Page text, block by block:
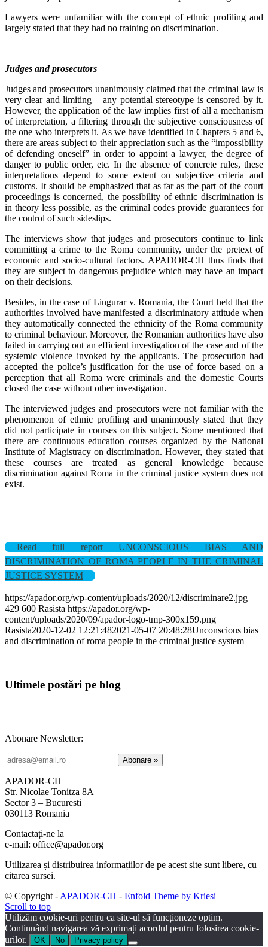
Lawyers were unfamiliar with the concept of ethnic profiling and
largely stated that they had no training on discrimination.
Judges and prosecutors
Judges and prosecutors unanimously claimed that the criminal law is
very clear and limiting – any potential stereotype is censored by it.
However, the application of the law implies first of all a mechanism
of interpretation, a filtering through the subjective consciousness of
the one who interprets it. As we have identified in Chapters 5 and 6,
there are areas subject to their appreciation such as the “impossibility
of defending oneself” in order to appoint a lawyer, the degree of
danger to public order, etc. In the absence of concrete rules, these
interpretations depend to some extent on subjective criteria and
customs. It should be emphasized that as far as the part of the court
proceedings is concerned, the possibility of ethnic discrimination is
in theory less possible, as the criminal codes provide guarantees for
the control of such sideslips.
The interviews show that judges and prosecutors continue to link
committing a crime to the Roma community, under the pretext of
economic and socio-cultural factors. APADOR-CH thus finds that
they are subject to dangerous prejudice which may have an impact
on their decisions.
Besides, in the case of Lingurar v. Romania, the Court held that the
authorities involved have manifested a discriminatory attitude when
they automatically connected the ethnicity of the Roma community
to criminal behaviour. Moreover, the Romanian authorities have also
failed in carrying out an efficient investigation of the case and of the
systemic violence invoked by the applicants. The prosecution had
accepted the police’s justification for the use of force based on a
perception that all Roma were criminals and the domestic Courts
closed the case without other investigation.
The interviewed judges and prosecutors were not familiar with the
phenomenon of ethnic profiling and unanimously stated that they
did not participate in courses on this subject. Some mentioned that
there are continuous education courses organized by the National
Institute of Magistracy on discrimination. However, they stated that
these courses are treated as general knowledge because
discrimination against Roma in the criminal justice system does not
exist.
Read full report UNCONSCIOUS BIAS AND
DISCRIMINATION OF ROMA PEOPLE IN THE CRIMINAL
JUSTICE SYSTEM
https://apador.org/wp-content/uploads/2020/12/discriminare2.jpg
429 600 Rasista https://apador.org/wp-
content/uploads/2020/09/apador-logo-tmp-300x159.png
Rasista2020-12-02 12:21:482021-05-07 20:48:28Unconscious bias
and discrimination of roma people in the criminal justice system
Ultimele postări pe blog
Abonare Newsletter:
APADOR-CH
Str. Nicolae Tonitza 8A
Sector 3 – Bucuresti
030113 Romania
Contactați-ne la
e-mail: office@apador.org
Utilizarea și distribuirea informațiilor de pe acest site sunt libere, cu
citarea sursei.
© Copyright - APADOR-CH - Enfold Theme by Kriesi
Scroll to top
Utilizăm cookie-uri pentru ca site-ul să funcționeze optim.
Continuând navigarea vă exprimați acordul pentru folosirea cookie-
urilor.
OK No Privacy policy